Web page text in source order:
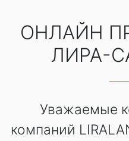
ОНЛАЙН
ЛИРА-
Уважаемые
компаний